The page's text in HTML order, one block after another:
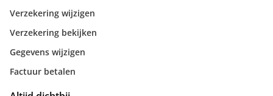
Verzekering wijzigen
Verzekering bekijken
Gegevens wijzigen
Factuur betalen